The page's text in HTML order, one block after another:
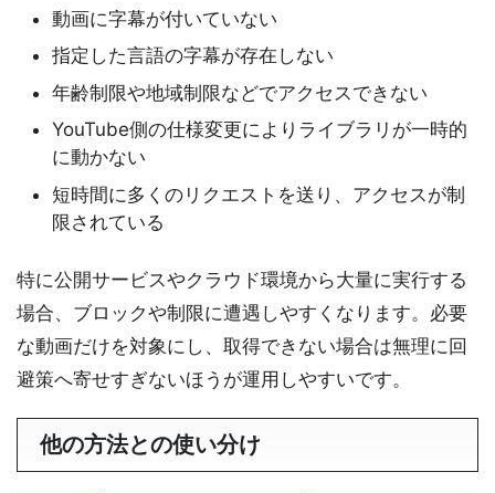
動画に字幕が付いていない
指定した言語の字幕が存在しない
年齢制限や地域制限などでアクセスできない
YouTube側の仕様変更によりライブラリが一時的
に動かない
短時間に多くのリクエストを送り、アクセスが制
限されている
特に公開サービスやクラウド環境から大量に実行する
場合、ブロックや制限に遭遇しやすくなります。必要
な動画だけを対象にし、取得できない場合は無理に回
避策へ寄せすぎないほうが運用しやすいです。
他の方法との使い分け